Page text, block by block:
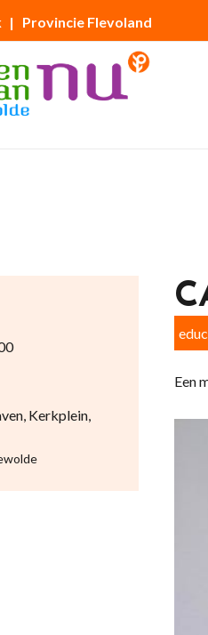
| Provincie Flevoland
Kerkplein,
Een